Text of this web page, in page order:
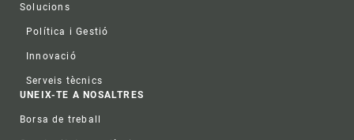
Solucions
Política i Gestió
Innovació
Serveis tècnics
UNEIX-TE A NOSALTRES
Borsa de treball